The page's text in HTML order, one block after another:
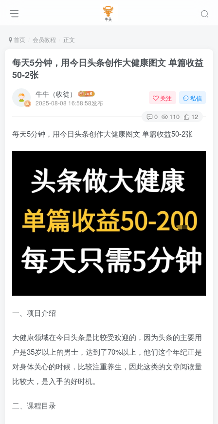
首页 会员教程 正文
每天5分钟，用今日头条创作大健康图文 单篇收益
50-2张
牛牛（收徒）
2025-08-08 16:58:58发布
关注 私信
0 110 12
每天5分钟，用今日头条创作大健康图文 单篇收益50-2张
一、项目介绍
大健康领域在今日头条是比较受欢迎的，因为头条的主要用
户是35岁以上的男士，达到了70%以上，他们这个年纪正是
对身体关心的时候，比较注重养生，因此这类的文章阅读量
比较大，是入手的好时机。
二、课程目录